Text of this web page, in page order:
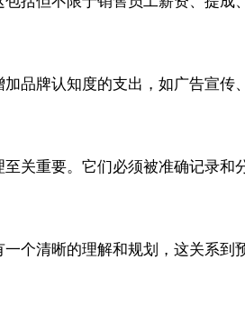
品牌认知度的支出，如广告宣传
关重要。它们必须被准确记录和
个清晰的理解和规划，这关系到